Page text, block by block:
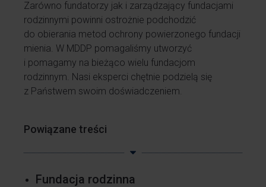
Zarówno fundatorzy jak i zarządzający fundacjami
rodzinnymi powinni ostrożnie podchodzić
do obierania metod ochrony powierzonego fundacji
mienia. W MDDP pomagaliśmy utworzyć
i pomagamy na bieżąco wielu fundacjom
rodzinnym. Nasi eksperci chętnie podzielą się
z Państwem swoim doświadczeniem.
Powiązane treści
Fundacja rodzinna